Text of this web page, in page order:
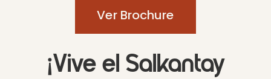
Ver Brochure
¡Vive el Salkantay